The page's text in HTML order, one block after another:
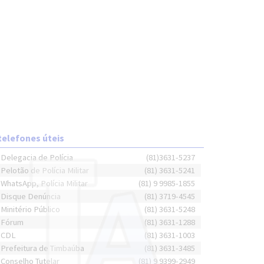
úteis
Delegacia de Polícia
(81)3631-5237
Pelotão de Polícia Militar
(81) 3631-5241
WhatsApp, Polícia Militar
(81) 9 9985-1855
Disque Denúncia
(81) 3719-4545
Minitério Público
(81) 3631-5248
Fórum
(81) 3631-1288
CDL
(81) 3631-1003
Prefeitura de Timbaúba
(81) 3631-3485
Conselho Tutelar
(81) 9 9399-2949